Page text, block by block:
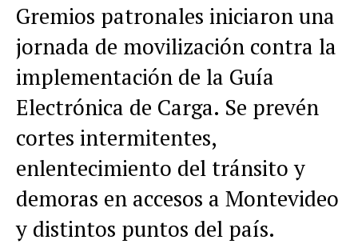
Gremios patronales iniciaron una
jornada de movilización contra la
implementación de la Guía
Electrónica de Carga. Se prevén
cortes intermitentes,
enlentecimiento del tránsito y
demoras en accesos a Montevideo
y distintos puntos del país.